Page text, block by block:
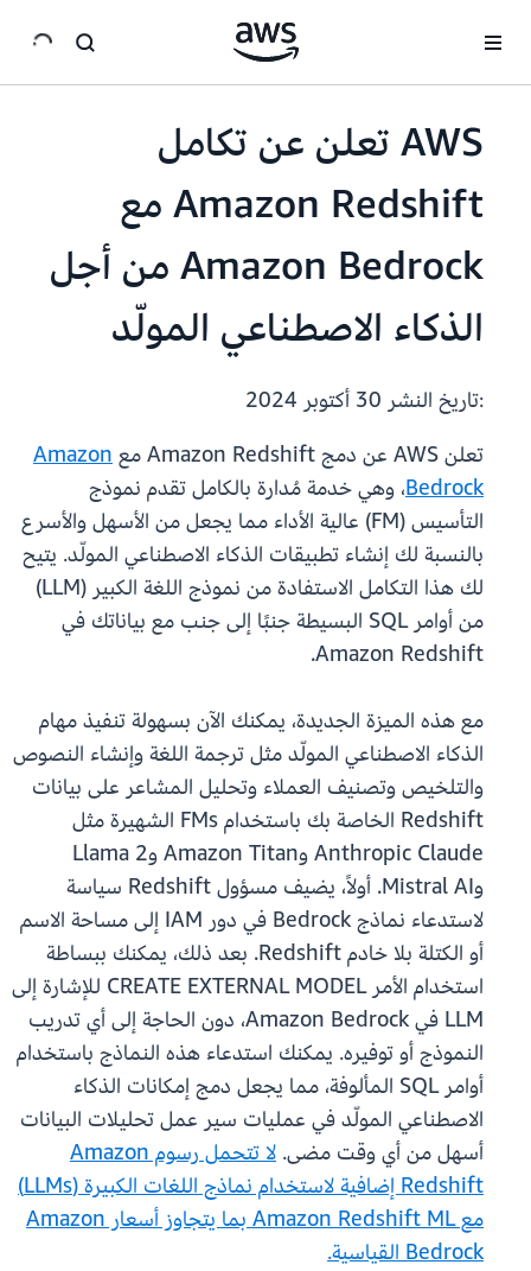
AWS تعلن عن تكامل
Amazon Redshift مع
Amazon Bedrock من أجل
الذكاء الاصطناعي المولّد
:تاريخ النشر
تعلن AWS عن دمج Amazon Redshift مع
Amazon
Bedrock، وهي خدمة مُدارة بالكامل تقدم نموذج
التأسيس (FM) عالية الأداء مما يجعل من الأسهل والأسرع
بالنسبة لك إنشاء تطبيقات الذكاء الاصطناعي المولّد. يتيح
لك هذا التكامل الاستفادة من نموذج اللغة الكبير (LLM)
من أوامر SQL البسيطة جنبًا إلى جنب مع بياناتك في
Amazon Redshift.
مع هذه الميزة الجديدة، يمكنك الآن بسهولة تنفيذ مهام
الذكاء الاصطناعي المولّد مثل ترجمة اللغة وإنشاء النصوص
والتلخيص وتصنيف العملاء وتحليل المشاعر على بيانات
Redshift الخاصة بك باستخدام FMs الشهيرة مثل
Anthropic Claude وAmazon Titan وLlama 2
وMistral AI. أولاً، يضيف مسؤول Redshift سياسة
لاستدعاء نماذج Bedrock في دور IAM إلى مساحة الاسم
أو الكتلة بلا خادم Redshift. بعد ذلك، يمكنك ببساطة
استخدام الأمر CREATE EXTERNAL MODEL للإشارة إلى
LLM في Amazon Bedrock، دون الحاجة إلى أي تدريب
النموذج أو توفيره. يمكنك استدعاء هذه النماذج باستخدام
أوامر SQL المألوفة، مما يجعل دمج إمكانات الذكاء
الاصطناعي المولّد في عمليات سير عمل تحليلات البيانات
أسهل من أي وقت مضى.
لا تتحمل رسوم Amazon
Redshift إضافية لاستخدام نماذج اللغات الكبيرة (LLMs)
مع Amazon Redshift ML بما يتجاوز أسعار Amazon
Bedrock القياسية.